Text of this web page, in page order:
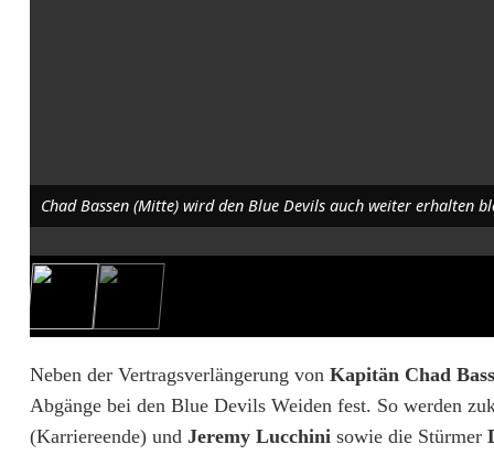
n
b
l
e
b
t
Chad Bassen (Mitte) wird den Blue Devils auch weiter erhalten
Neben der Vertragsverlängerung von Kapitän Chad
Abgänge bei den Blue Devils Weiden fest. So werden
(Karriereende) und Jeremy Lucchini sowie die Stürmer